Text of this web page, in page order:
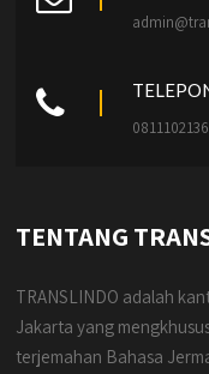
TENTANG
TRANSLINDO adalah
Jakarta yang
terjemahan Bahasa